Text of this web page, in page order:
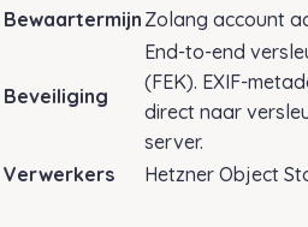
BewaartermijnZolang account
Beveiliging
End-to-end
(FEK). EXIF-
direct naar
server.
Verwerkers
Hetzner Object